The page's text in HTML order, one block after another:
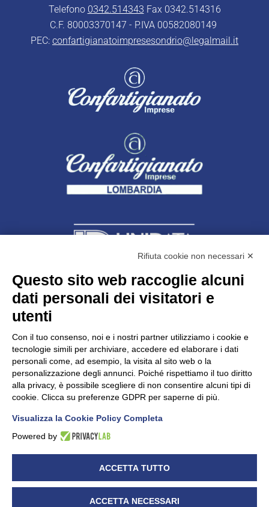
Telefono 0342.514343 Fax 0342.514316
C.F. 80003370147 - P.IVA 00582080149
PEC: confartigianatoimpresesondrio@legalmail.it
Unidata s.r.lcon unico socio
Largo dell’Artigianato, 1 - 23100 Sondrio
C.F. 00481790145 - N.REA SO-36426
PEC: unidata.sondrio@legalmail.it
Cap. soc. euro 100.000,00 i.v.
UNIDATA - Informativa privacy (per i clienti)
UNIDATA - Whistleblowing
Rifiuta cookie non necessari ✕
Questo sito web raccoglie alcuni
dati personali dei visitatori e
utenti
Con il tuo consenso, noi e i nostri partner utilizziamo i cookie e
tecnologie simili per archiviare, accedere ed elaborare i dati
personali come, ad esempio, la visita al sito web o la
personalizzazione degli annunci. Poiché rispettiamo il tuo diritto
alla privacy, è possibile scegliere di non consentire alcuni tipi di
cookie. Clicca su preferenze GDPR per saperne di più.
Visualizza la Cookie Policy Completa
Powered by
ACCETTA TUTTO
ACCETTA NECESSARI